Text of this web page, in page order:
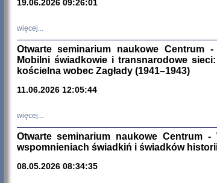
19.06.2026 09:26:01
więcej...
Otwarte seminarium naukowe Centrum
Mobilni świadkowie i transnarodowe
kościelna wobec Zagłady (1941–1943)
11.06.2026 12:05:44
więcej...
Otwarte seminarium naukowe Centrum
wspomnieniach świadkiń i świadków
08.05.2026 08:34:35